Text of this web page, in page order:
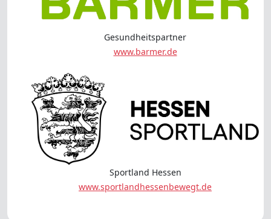
Gesundheitspartner
www.barmer.de
Sportland Hessen
www.sportlandhessenbewegt.de